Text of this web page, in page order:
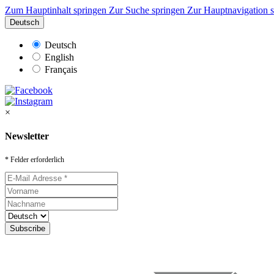
Zum Hauptinhalt springen Zur Suche springen Zur Hauptnavigation
Deutsch
Deutsch
English
Français
×
Newsletter
* Felder erforderlich